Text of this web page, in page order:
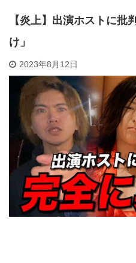
【炎上】出演ホストに批
け」
2023年8月12日